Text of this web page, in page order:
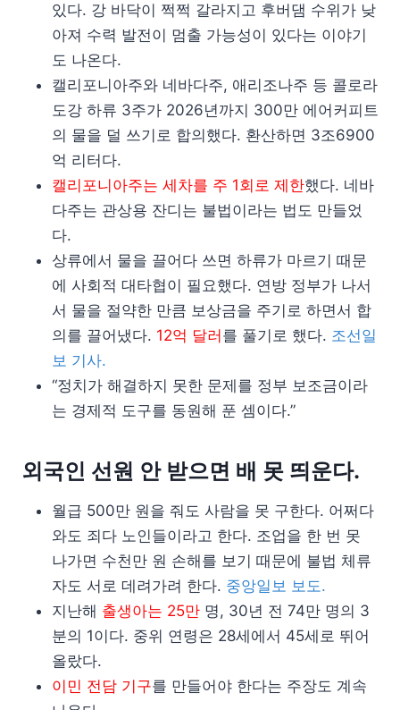
있다. 강 바닥이 쩍쩍 갈라지고 후버댐 수위가 낮
아져 수력 발전이 멈출 가능성이 있다는 이야기
도 나온다.
캘리포니아주와 네바다주, 애리조나주 등 콜로라
도강 하류 3주가 2026년까지 300만 에어커피트
의 물을 덜 쓰기로 합의했다. 환산하면 3조6900
억 리터다.
캘리포니아주는 세차를 주 1회로 제한했다. 네바
다주는 관상용 잔디는 불법이라는 법도 만들었
다.
상류에서 물을 끌어다 쓰면 하류가 마르기 때문
에 사회적 대타협이 필요했다. 연방 정부가 나서
서 물을 절약한 만큼 보상금을 주기로 하면서 합
의를 끌어냈다. 12억 달러 를 풀기로 했다. 조선일
보 기사.
“정치가 해결하지 못한 문제를 정부 보조금이라
는 경제적 도구를 동원해 푼 셈이다.”
외국인 선원 안 받으면 배 못 띄운다.
월급 500만 원을 줘도 사람을 못 구한다. 어쩌다
와도 죄다 노인들이라고 한다. 조업을 한 번 못
나가면 수천만 원 손해를 보기 때문에 불법 체류
자도 서로 데려가려 한다. 중앙일보 보도.
지난해 출생아는 25만 명, 30년 전 74만 명의 3
분의 1이다. 중위 연령은 28세에서 45세로 뛰어
올랐다.
이민 전담 기구를 만들어야 한다는 주장도 계속